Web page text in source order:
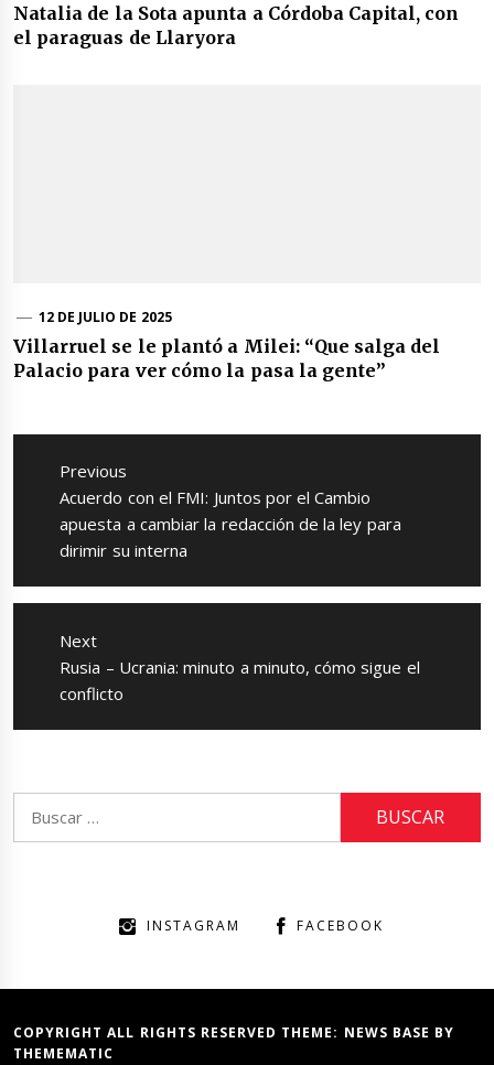
Natalia de la Sota apunta a Córdoba Capital, con
el paraguas de Llaryora
12 DE JULIO DE 2025
Villarruel se le plantó a Milei: “Que salga del
Palacio para ver cómo la pasa la gente”
Navegación
entradas
Previous
Previous
post:
Acuerdo con el FMI: Juntos por el Cambio
apuesta a cambiar la redacción de la ley para
dirimir su interna
Next
Next
post:
Rusia – Ucrania: minuto a minuto, cómo sigue el
conflicto
INSTAGRAM FACEBOOK
COPYRIGHT ALL RIGHTS RESERVED THEME: NEWS BASE BY
THEMEMATIC